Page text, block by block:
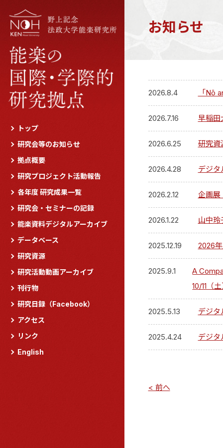
トップ
研究会等のお知らせ
拠点概要
研究プロジェクト活動報告
各年度 研究成果一覧
研究会・セミナーの記録
能楽資料デジタルアーカイブ
データベース
研究資源
研究活動動画アーカイブ
刊行物
研究日録（Facebook）
アクセス
リンク
English
お知らせ
2026.8.4 「Nō
2026.7.16 早稲田
2026.6.25 研究資
2026.4.28 デジ
2026.2.12 企画展
2026.1.22 山中
2025.12.19 2026
2025.9.1
A
10/11（
2025.5.13 デジタ
2025.4.24 デジ
< 前へ